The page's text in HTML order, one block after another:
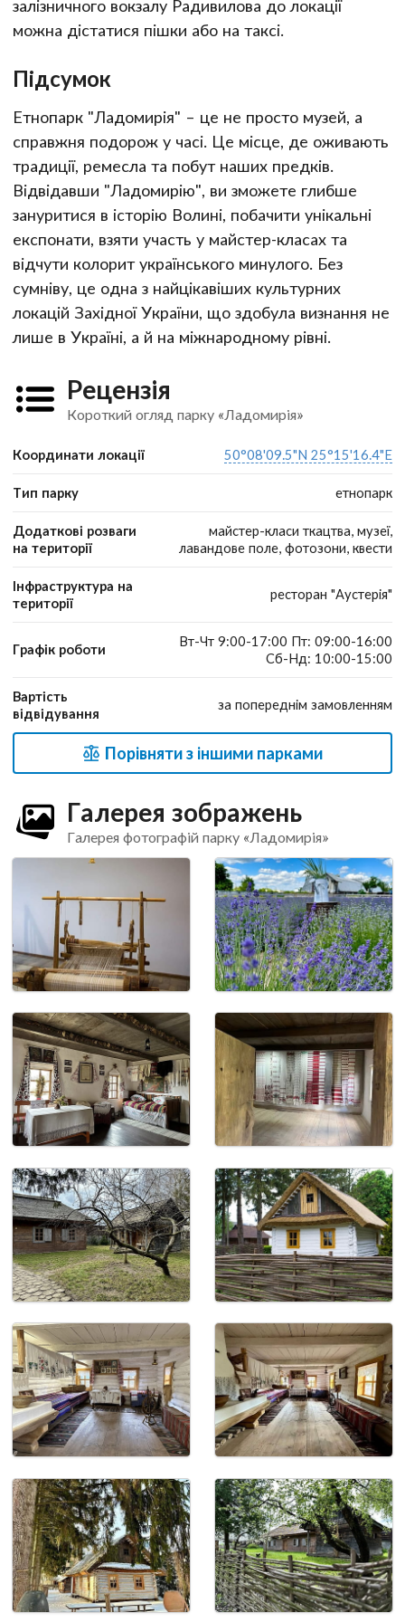
залізничного вокзалу Радивилова до локації
можна дістатися пішки або на таксі.
Підсумок
Етнопарк "Ладомирія" – це не просто музей, а
справжня подорож у часі. Це місце, де оживають
традиції, ремесла та побут наших предків.
Відвідавши "Ладомирію", ви зможете глибше
зануритися в історію Волині, побачити унікальні
експонати, взяти участь у майстер-класах та
відчути колорит українського минулого. Без
сумніву, це одна з найцікавіших культурних
локацій Західної України, що здобула визнання не
лише в Україні, а й на міжнародному рівні.
Рецензія
Короткий огляд парку «Ладомирія»
Координати локації 50°08'09.5"N 25°15'16.4"E
Тип парку етнопарк
Додаткові розваги
на території
майстер-класи ткацтва, музеї,
лавандове поле, фотозони, квести
Інфраструктура на
території
ресторан "Аустерія"
Графік роботи
Вт-Чт 9:00-17:00 Пт: 09:00-16:00
Сб-Нд: 10:00-15:00
Вартість
відвідування
за попереднім замовленням
Порівняти з іншими парками
Галерея зображень
Галерея фотографій парку «Ладомирія»